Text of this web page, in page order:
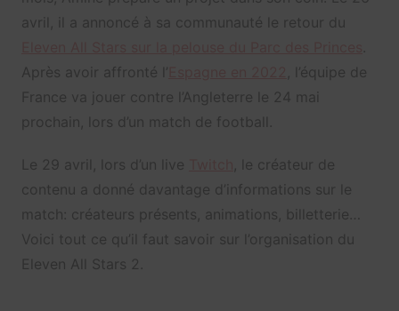
avril, il a annoncé à sa communauté le retour du
Après avoir affronté l’
, l’équipe de
France va jouer contre l’Angleterre le 24 mai
prochain, lors d’un match de football.
Le 29 avril, lors d’un live
, le créateur de
contenu a donné davantage d’informations sur le
match: créateurs présents, animations, billetterie…
Voici tout ce qu’il faut savoir sur l’organisation du
Eleven All Stars 2.